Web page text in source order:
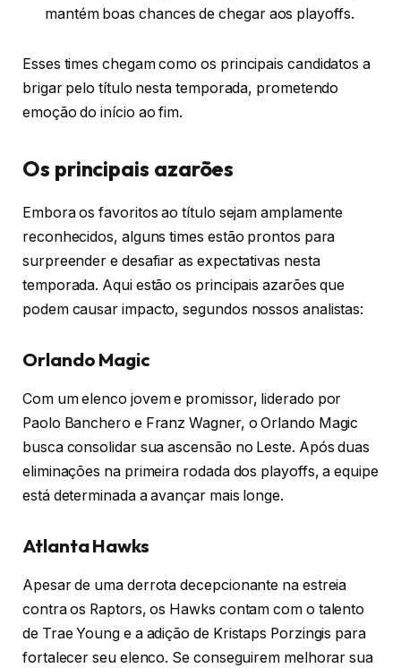
mantém boas chances de chegar aos playoffs.
Esses times chegam como os principais candidatos a
brigar pelo título nesta temporada, prometendo
emoção do início ao fim.
Os principais azarões
Embora os favoritos ao título sejam amplamente
reconhecidos, alguns times estão prontos para
surpreender e desafiar as expectativas nesta
temporada. Aqui estão os principais azarões que
podem causar impacto, segundos nossos analistas:
Orlando Magic
Com um elenco jovem e promissor, liderado por
Paolo Banchero e Franz Wagner, o Orlando Magic
busca consolidar sua ascensão no Leste. Após duas
eliminações na primeira rodada dos playoffs, a equipe
está determinada a avançar mais longe.
Atlanta Hawks
Apesar de uma derrota decepcionante na estreia
contra os Raptors, os Hawks contam com o talento
de Trae Young e a adição de Kristaps Porzingis para
fortalecer seu elenco. Se conseguirem melhorar sua